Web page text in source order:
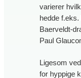
varierer
hedde
Baerveldt-
Paul
Ligesom
for hyppige